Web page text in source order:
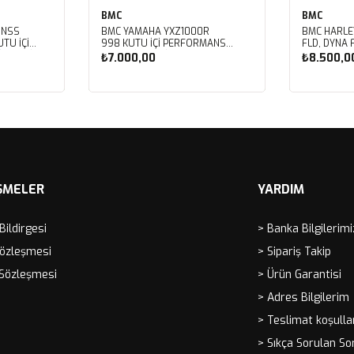
İÇİ
BMC
BMC YAMAHA YXZ1000R
998 KUTU İÇİ PERFORMANS
HAVA FİLTRESİ FM01128
₺7.000,00
BMC
BMC
FLD, DYNA
FXDBB,
FXDF,
FM01123
YARDIM
> Banka
> Sipariş Takip
> Ürün Garantisi
> Adres Bilgilerim
> Teslimat
> Sıkça Sorulan